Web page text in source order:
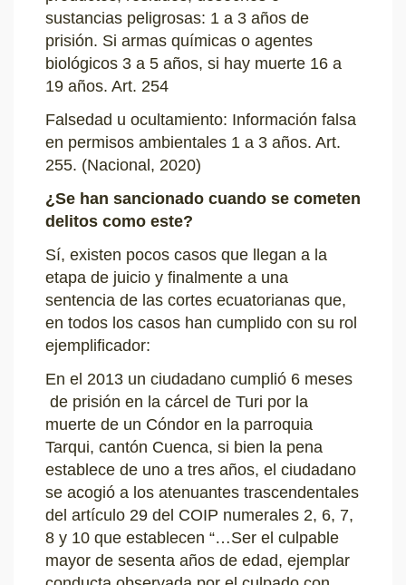
sustancias peligrosas: 1 a 3 años de
prisión. Si armas químicas o agentes
biológicos 3 a 5 años, si hay muerte 16 a
19 años. Art. 254
Falsedad u ocultamiento: Información falsa
en permisos ambientales 1 a 3 años. Art.
255. (Nacional, 2020)
¿Se han sancionado cuando se cometen
delitos como este?
Sí, existen pocos casos que llegan a la
etapa de juicio y finalmente a una
sentencia de las cortes ecuatorianas que,
en todos los casos han cumplido con su rol
ejemplificador:
En el 2013 un ciudadano cumplió 6 meses
de prisión en la cárcel de Turi por la
muerte de un Cóndor en la parroquia
Tarqui, cantón Cuenca, si bien la pena
establece de uno a tres años, el ciudadano
se acogió a los atenuantes trascendentales
del artículo 29 del COIP numerales 2, 6, 7,
8 y 10 que establecen “…Ser el culpable
mayor de sesenta años de edad, ejemplar